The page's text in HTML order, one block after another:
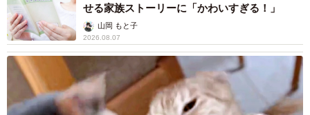
せる家族ストーリーに「かわいすぎる！」
山岡 もと子
2026.08.07